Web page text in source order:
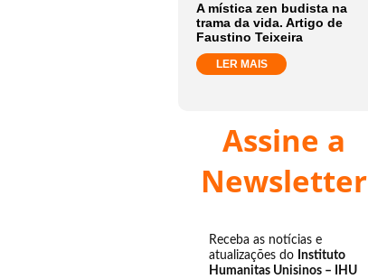
A mística zen budista na
trama da vida. Artigo de
Faustino Teixeira
LER MAIS
Assine a
Newsletter
Receba as notícias e
atualizações do Instituto
Humanitas Unisinos – IHU